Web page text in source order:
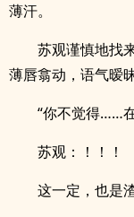
薄汗。
苏观谨慎地找
薄唇翕动，语气暧
“你不觉得……
苏观：！！！
这一定，也是